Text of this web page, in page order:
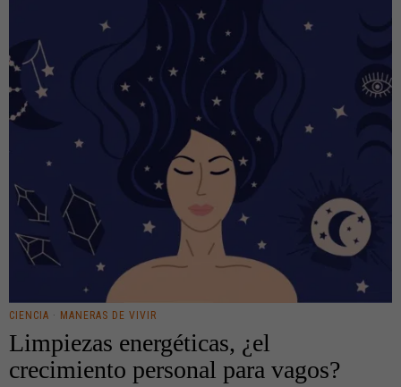
CIENCIA · MANERAS DE VIVIR
Limpiezas energéticas, ¿el
crecimiento personal para vagos?